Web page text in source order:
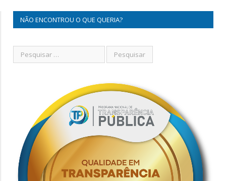
NÃO ENCONTROU O QUE QUERIA?